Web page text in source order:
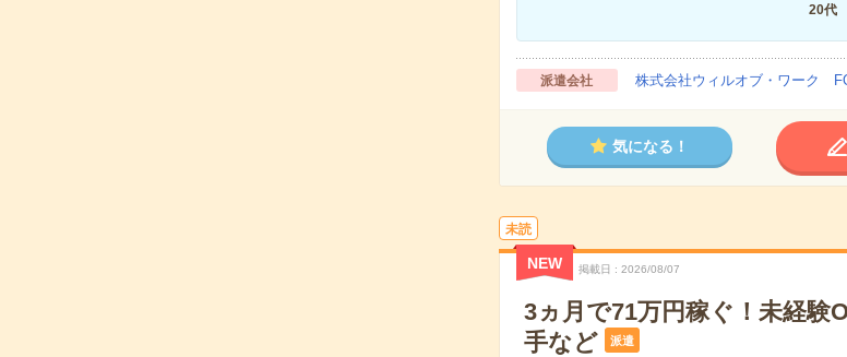
20代
派遣会社 株式会社ウィルオブ・ワーク
気になる！
未読
NEW 掲載日 2026/08/07
3ヵ月で71万円稼ぐ！未経験
手など
派遣